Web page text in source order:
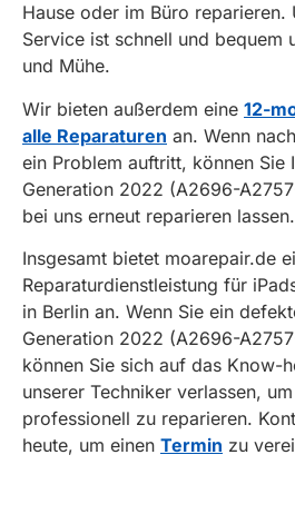
Hause oder im Büro reparieren.
Service ist schnell und bequem
und Mühe.
Wir bieten außerdem eine 12-
alle Reparaturen an. Wenn
ein Problem auftritt, können Sie
Generation 2022 (A2696-
bei uns erneut reparieren lassen.
Insgesamt bietet moarepair.de
Reparaturdienstleistung für
in Berlin an. Wenn Sie ein
Generation 2022 (A2696-
können Sie sich auf das Know-
unserer Techniker verlassen,
professionell zu reparieren.
heute, um einen Termin zu